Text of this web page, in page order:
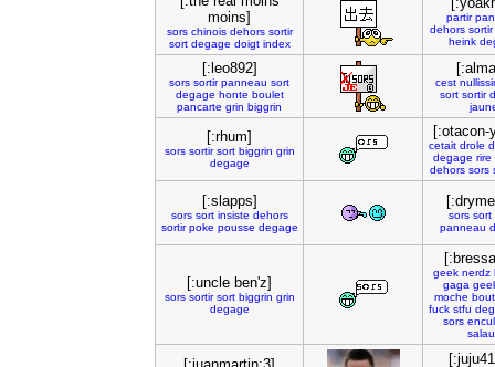
moins]
sors chinois dehors sortir
sort degage doigt index
partir
dehors sortir
heink
[:leo892]
sors sortir panneau sort
degage honte boulet
pancarte grin biggrin
cest
sort sortir
[:rhum]
sors sortir sort biggrin grin
degage
[:otacon-
cetait drole
degage rire
dehors sors
[:slapps]
sors sort insiste dehors
sortir poke pousse degage
sors sort
panneau
[:uncle ben'z]
sors sortir sort biggrin grin
degage
geek nerdz
gaga
moche
fuck stfu
sors